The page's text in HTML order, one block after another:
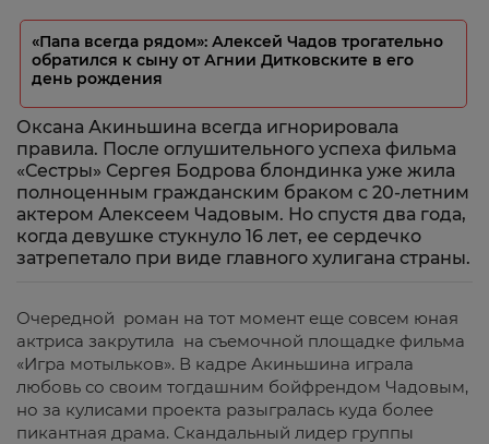
«Папа всегда рядом»: Алексей Чадов трогательно
обратился к сыну от Агнии Дитковските в его
день рождения
Оксана Акиньшина всегда игнорировала
правила. После оглушительного успеха фильма
«Сестры» Сергея Бодрова блондинка уже жила
полноценным гражданским браком с 20-летним
актером Алексеем Чадовым. Но спустя два года,
когда девушке стукнуло 16 лет, ее сердечко
затрепетало при виде главного хулигана страны.
Очередной роман на тот момент еще совсем юная
актриса закрутила на съемочной площадке фильма
«Игра мотыльков». В кадре Акиньшина играла
любовь со своим тогдашним бойфрендом Чадовым,
но за кулисами проекта разыгралась куда более
пикантная драма. Скандальный лидер группы